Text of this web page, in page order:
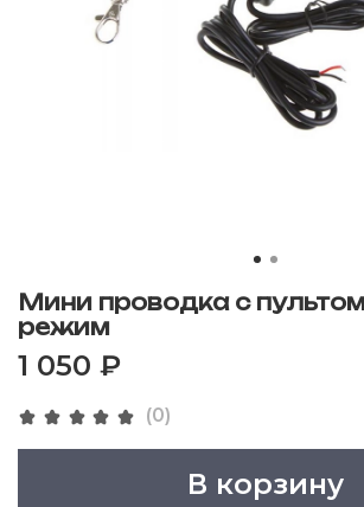
(0)
Мини проводка с пультом -
режим
1 050 ₽
В корзину